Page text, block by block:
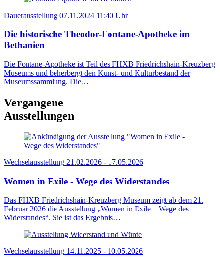
Dauerausstellung 07.11.2024 11:40 Uhr
Die historische Theodor-Fontane-Apotheke im
Bethanien
Die Fontane-Apotheke ist Teil des FHXB Friedrichshain-Kreuzberg
Museums und beherbergt den Kunst- und Kulturbestand der
Museumssammlung. Die…
Vergangene
Ausstellungen
Wechselausstellung 21.02.2026 - 17.05.2026
Women in Exile - Wege des Widerstandes
Das FHXB Friedrichshain-Kreuzberg Museum zeigt ab dem 21.
Februar 2026 die Ausstellung „Women in Exile – Wege des
Widerstandes“. Sie ist das Ergebnis…
Wechselausstellung 14.11.2025 - 10.05.2026